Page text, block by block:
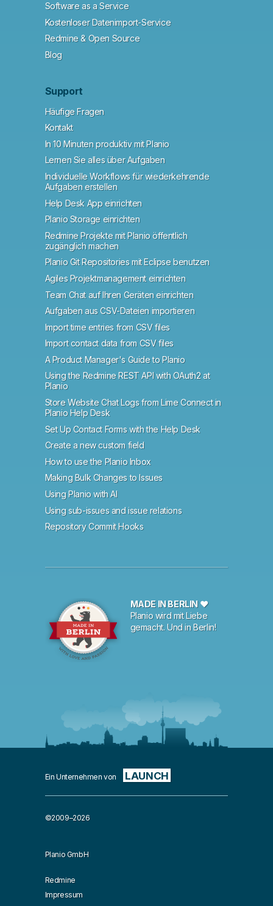
Software as a Service
Kostenloser Datenimport-Service
Redmine & Open Source
Blog
Support
Häufige Fragen
Kontakt
In 10 Minuten produktiv mit Planio
Lernen Sie alles über Aufgaben
Individuelle Workflows für wiederkehrende
Aufgaben erstellen
Help Desk App einrichten
Planio Storage einrichten
Redmine Projekte mit Planio öffentlich
zugänglich machen
Planio Git Repositories mit Eclipse benutzen
Agiles Projektmanagement einrichten
Team Chat auf Ihren Geräten einrichten
Aufgaben aus CSV-Dateien importieren
Import time entries from CSV files
Import contact data from CSV files
A Product Manager's Guide to Planio
Using the Redmine REST API with OAuth2 at
Planio
Store Website Chat Logs from Lime Connect in
Planio Help Desk
Set Up Contact Forms with the Help Desk
Create a new custom field
How to use the Planio Inbox
Making Bulk Changes to Issues
Using Planio with AI
Using sub-issues and issue relations
Repository Commit Hooks
MADE IN BERLIN ♥
Planio wird mit Liebe
gemacht. Und in Berlin!
Ein Unternehmen von LAUNCH
©2009–2026
Planio GmbH
Redmine
Impressum